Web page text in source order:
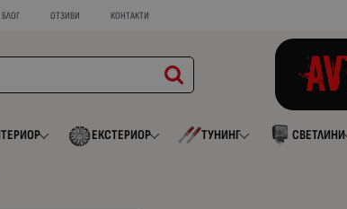
БЛОГ ОТЗИВИ КОНТАКТИ
ЕКСТЕРИОР ТУНИНГ СВЕТЛИНИ